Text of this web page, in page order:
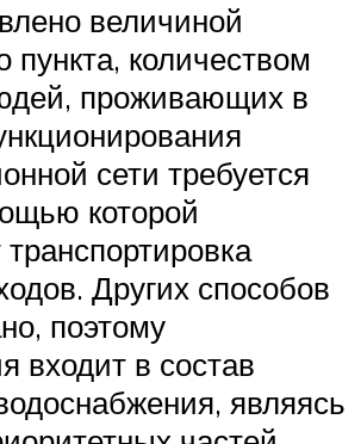
величиной
пункта, количеством
проживающих в
сети требуется
которой
Других способов
поэтому
входит в состав
являясь